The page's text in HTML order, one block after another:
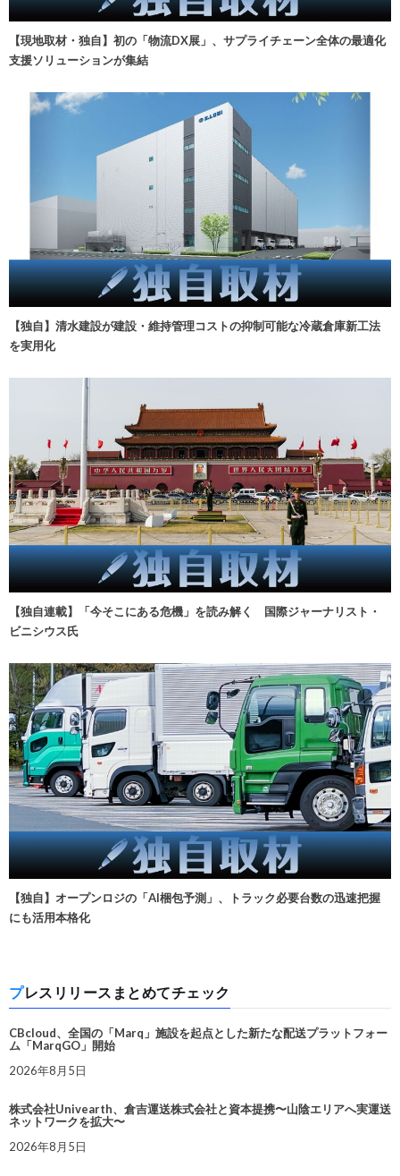
【現地取材・独自】初の「物流DX展」、サプライチェーン全体の最適化
支援ソリューションが集結
【独自】清水建設が建設・維持管理コストの抑制可能な冷蔵倉庫新工法
を実用化
【独自連載】「今そこにある危機」を読み解く 国際ジャーナリスト・
ビニシウス氏
【独自】オープンロジの「AI梱包予測」、トラック必要台数の迅速把握
にも活用本格化
プレスリリースまとめてチェック
CBcloud、全国の「Marq」施設を起点とした新たな配送プラットフォー
ム「MarqGO」開始
2026年8月5日
株式会社Univearth、倉吉運送株式会社と資本提携〜山陰エリアへ実運送
ネットワークを拡大〜
2026年8月5日